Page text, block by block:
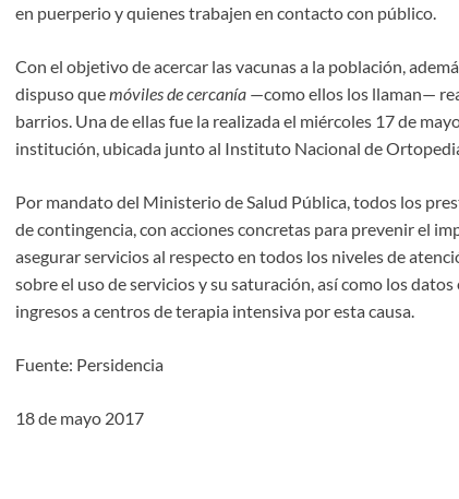
en puerperio y quienes trabajen en contacto con público.
Con el objetivo de acercar las vacunas a la población,
dispuso quemóviles de cercanía—como ellos los llaman—
barrios. Una de ellas fue la realizada el miércoles 17 de
institución, ubicada junto al Instituto Nacional de
Por mandato del Ministerio de Salud Pública, todos los
de contingencia, con acciones concretas para prevenir el
asegurar servicios al respecto en todos los niveles de
sobre el uso de servicios y su saturación, así como los
ingresos a centros de terapia intensiva por esta causa.
Fuente: Persidencia
18 de mayo 2017